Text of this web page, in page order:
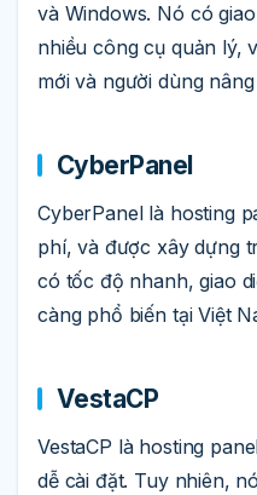
và Windows. Nó có
nhiều công cụ quản lý,
mới và người dùng
CyberPanel
CyberPanel là hosting
phí, và được xây dựng
có tốc độ nhanh, giao
càng phổ biến tại Việt
VestaCP
VestaCP là hosting
dễ cài đặt. Tuy nhiên,